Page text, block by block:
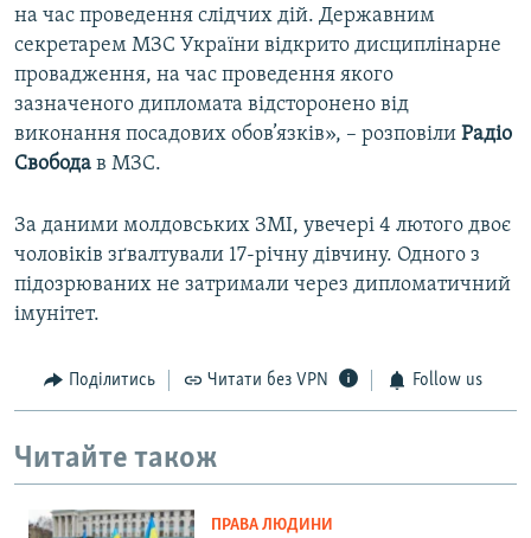
на час проведення слідчих дій. Державним
секретарем МЗС України відкрито дисциплінарне
провадження, на час проведення якого
зазначеного дипломата відсторонено від
виконання посадових обов’язків», – розповіли Радіо
Свобода в МЗС.
За даними молдовських ЗМІ, увечері 4 лютого двоє
чоловіків зґвалтували 17-річну дівчину. Одного з
підозрюваних не затримали через дипломатичний
імунітет.
Поділитись Читати без VPN Follow us
Читайте також
ПРАВА ЛЮДИНИ